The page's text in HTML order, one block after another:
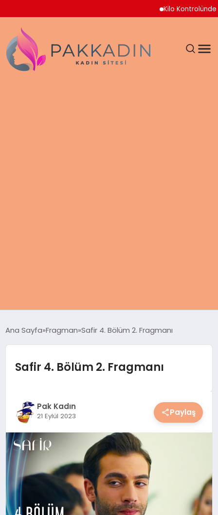
Kilo Kontrolünde
KADIN
SAĞLIK
SPOR & FITNESS
YAŞAM
YEMEK
Ana Sayfa Fragman Safir 4. Bölüm 2. Fragmanı
Safir 4. Bölüm 2. Fragmanı
Pak Kadın
21 Eylül 2023 Paylaş